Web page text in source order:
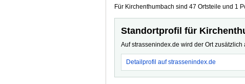
Für Kirchenthumbach sind 47 Ortsteile und 1
Standortprofil für
Auf strassenindex.de wird der Ort
Detailprofil auf strassenindex.de